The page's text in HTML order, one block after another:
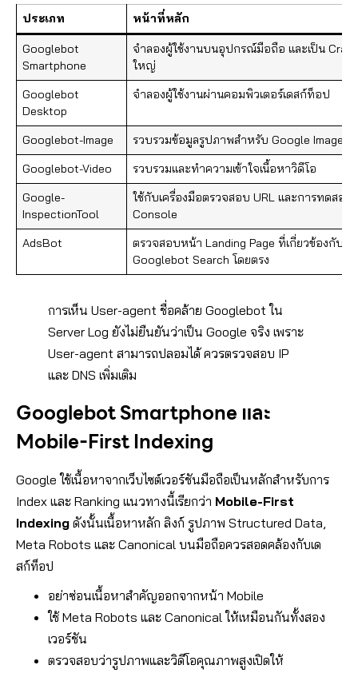
ประเภท หน้าที่หลัก
Googlebot
Smartphone
จำลองผู้ใช้งานบนอุปกรณ์มือถือ และเป็น
ใหญ่
Googlebot
Desktop
จำลองผู้ใช้งานผ่านคอมพิวเตอร์เดสก์ท็อป
Googlebot-Image
รวบรวมข้อมูลรูปภาพสำหรับ Google Images
Googlebot-Video
รวบรวมและทำความเข้าใจเนื้อหาวิดีโอ
Google-
InspectionTool
ใช้กับเครื่องมือตรวจสอบ URL และการทดสอบ
Console
AdsBot
ตรวจสอบหน้า Landing Page ที่เกี่ยวข้องกับร
Googlebot Search โดยตรง
การเห็น User-agent ชื่อคล้าย Googlebot ใน
Server Log ยังไม่ยืนยันว่าเป็น Google จริง เพราะ
User-agent สามารถปลอมได้ ควรตรวจสอบ IP
และ DNS เพิ่มเติม
Googlebot Smartphone และ
Mobile-First Indexing
Google ใช้เนื้อหาจากเว็บไซต์เวอร์ชันมือถือเป็นหลักสำหรับการ
Index และ Ranking แนวทางนี้เรียกว่า Mobile-First
Indexing ดังนั้นเนื้อหาหลัก ลิงก์ รูปภาพ Structured Data,
Meta Robots และ Canonical บนมือถือควรสอดคล้องกับเด
สก์ท็อป
อย่าซ่อนเนื้อหาสำคัญออกจากหน้า Mobile
ใช้ Meta Robots และ Canonical ให้เหมือนกันทั้งสอง
เวอร์ชัน
ตรวจสอบว่ารูปภาพและวิดีโอคุณภาพสูงเปิดให้